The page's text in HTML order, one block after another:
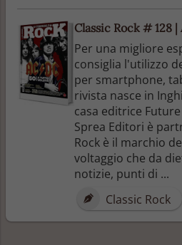
Classic Rock # 128
Per una migliore
consiglia l'utilizzo
per smartphone,
rivista nasce in
casa editrice
Sprea Editori è
Rock è il marchio
voltaggio che da
notizie, punti di ...
Classic Rock